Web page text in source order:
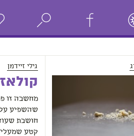
גילי זיידמן
מחשבה זו
שהשפיע
חושבת